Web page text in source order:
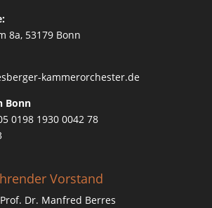
8a, 53179 Bonn
kammerorchester.de
Bonn
0198 1930 0042 78
Vorstand
Prof. Dr. Manfred Berres